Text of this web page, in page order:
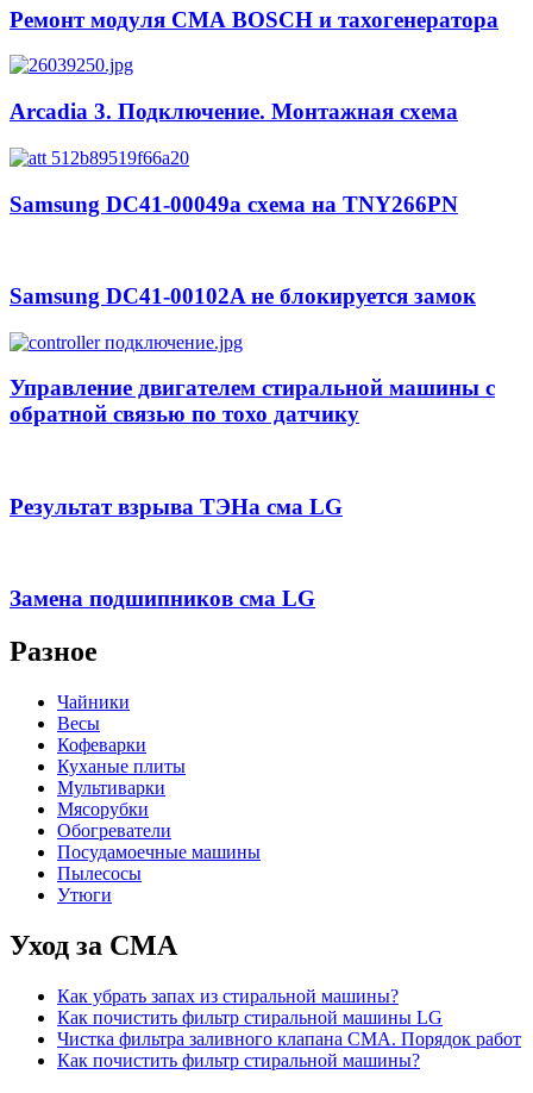
Ремонт модуля СМА BOSCH и тахогенератора
Arcadia 3. Подключение. Монтажная схема
Samsung DC41-00049a схема на TNY266PN
Samsung DC41-00102A не блокируется замок
Управление двигателем стиральной машины с
обратной связью по тохо датчику
Результат взрыва ТЭНа сма LG
Замена подшипников сма LG
Разное
Чайники
Весы
Кофеварки
Куханые плиты
Мультиварки
Мясорубки
Обогреватели
Посудамоечные машины
Пылесосы
Утюги
Уход за СМА
Как убрать запах из стиральной машины?
Как почистить фильтр стиральной машины LG
Чистка фильтра заливного клапана СМА. Порядок работ
Как почистить фильтр стиральной машины?